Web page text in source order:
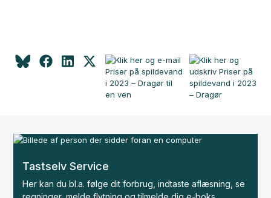
Tastselv Service
Her kan du bl.a. følge dit forbrug, indtaste aflæsning, se